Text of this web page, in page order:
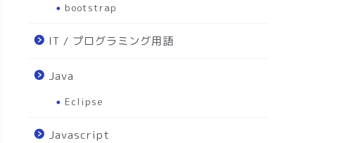
bootstrap
IT / プログラミング用語
Java
Eclipse
Javascript